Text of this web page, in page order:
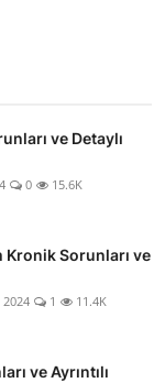
ve Detaylı
0 15.6K
Kronik Sorunları ve
1 11.4K
ve Ayrıntılı